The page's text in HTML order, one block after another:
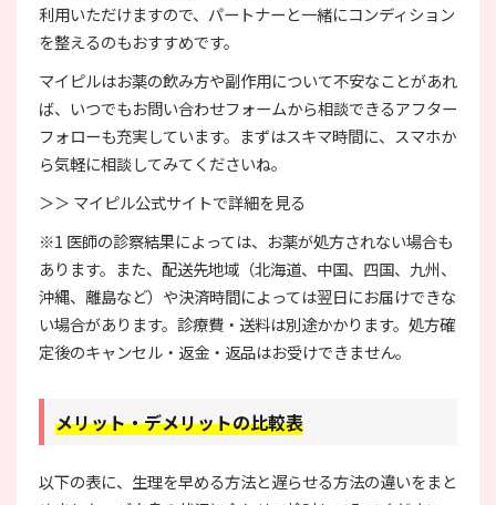
利用いただけますので、パートナーと一緒にコンディション
を整えるのもおすすめです。
マイピルはお薬の飲み方や副作用について不安なことがあれ
ば、いつでもお問い合わせフォームから相談できるアフター
フォローも充実しています。まずはスキマ時間に、スマホか
ら気軽に相談してみてくださいね。
＞＞ マイピル公式サイトで詳細を見る
※1 医師の診察結果によっては、お薬が処方されない場合も
あります。また、配送先地域（北海道、中国、四国、九州、
沖縄、離島など）や決済時間によっては翌日にお届けできな
い場合があります。診療費・送料は別途かかります。処方確
定後のキャンセル・返金・返品はお受けできません。
メリット・デメリットの比較表
以下の表に、生理を早める方法と遅らせる方法の違いをまと